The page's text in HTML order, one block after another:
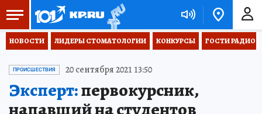
НОВОСТИ ЛИДЕРЫ СТОМАТОЛОГИИ КОНКУРСЫ ГОСТИ РАДИО
ПРОИСШЕСТВИЯ 20 сентября 2021 13:50
Эксперт:первокурсник,
напавший на студентов